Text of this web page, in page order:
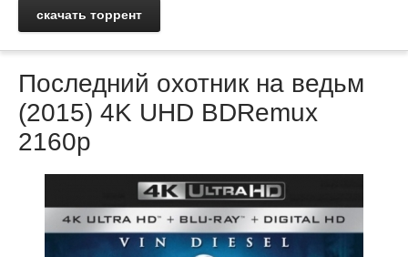
скачать торрент
Последний охотник на ведьм
(2015) 4K UHD BDRemux
2160p